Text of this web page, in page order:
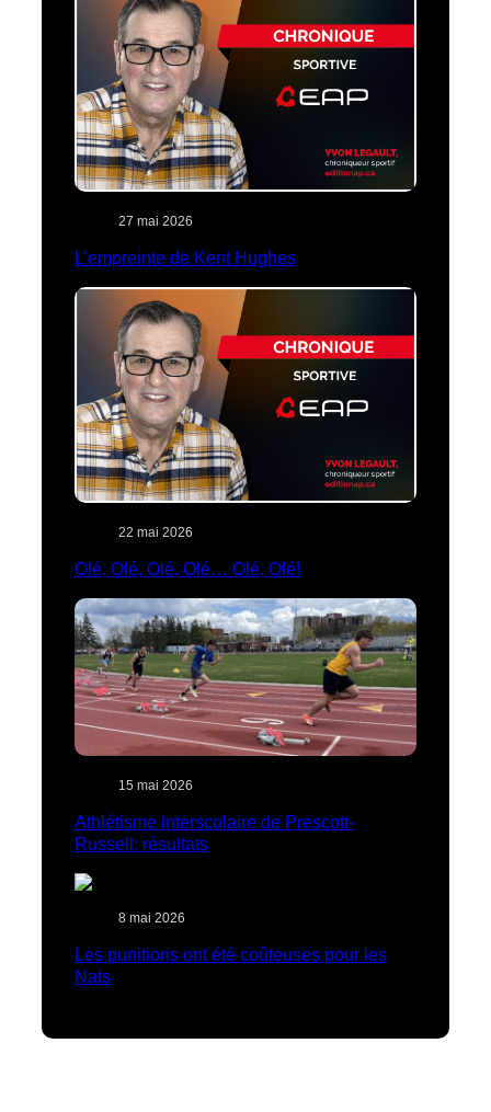
27 mai 2026
L’empreinte de Kent Hughes
22 mai 2026
Olé, Olé, Olé, Olé… Olé, Olé!
15 mai 2026
Athlétisme interscolaire de Prescott-
Russell: résultats
8 mai 2026
Les punitions ont été coûteuses pour les
Nats